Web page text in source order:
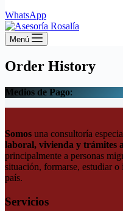
WhatsApp
Menú
Order History
Medios de Pago:
Somos una consultoría
laboral, vivienda y trámites
principalmente a personas
situación, formarse, estudiar o
país.
Servicios